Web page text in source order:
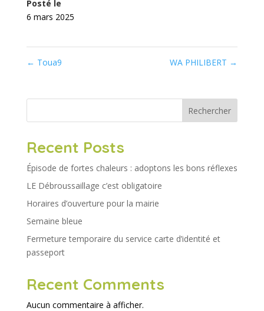
Posté le
6 mars 2025
← Toua9 WA PHILIBERT →
Rechercher
Recent Posts
Épisode de fortes chaleurs : adoptons les bons réflexes
LE Débroussaillage c’est obligatoire
Horaires d’ouverture pour la mairie
Semaine bleue
Fermeture temporaire du service carte d’identité et
passeport
Recent Comments
Aucun commentaire à afficher.